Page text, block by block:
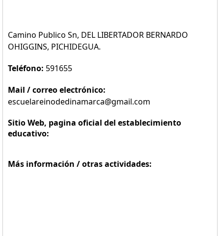
Camino Publico Sn, DEL LIBERTADOR BERNARDO
OHIGGINS, PICHIDEGUA.
Teléfono: 591655
Mail / correo electrónico:
escuelareinodedinamarca@gmail.com
Sitio Web, pagina oficial del establecimiento
educativo:
Más información / otras actividades: